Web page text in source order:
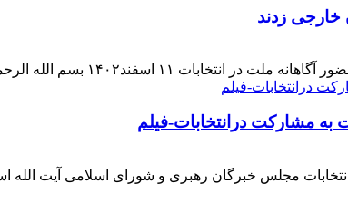
خارجی زدند
الرحمن الرحیم بار دیگر حضور حماسی [ ... ]
مشارکت درانتخابات-فیلم
مجلس خبرگان رهبری و شورای اسلامی آیت